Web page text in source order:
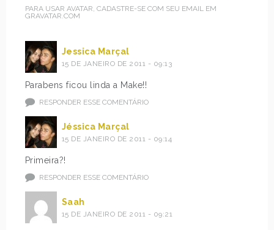
PARA USAR AVATAR, CADASTRE-SE COM SEU EMAIL EM
GRAVATAR.COM
Jessica Marçal
15 DE JANEIRO DE 2011 - 09:13
Parabens ficou linda a Make!!
RESPONDER ESSE COMENTÁRIO
Jéssica Marçal
15 DE JANEIRO DE 2011 - 09:14
Primeira?!
RESPONDER ESSE COMENTÁRIO
Saah
15 DE JANEIRO DE 2011 - 09:21